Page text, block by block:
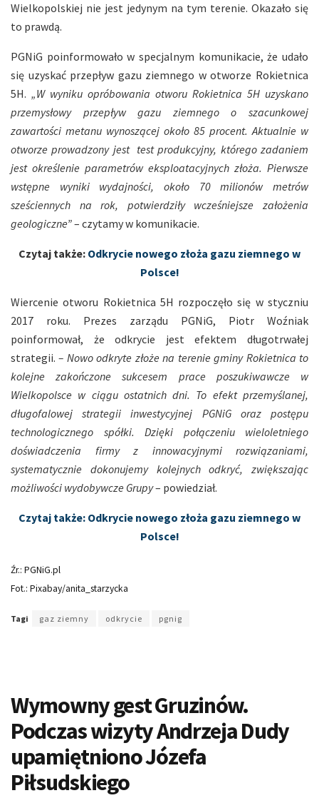
Wielkopolskiej nie jest jedynym na tym terenie. Okazało się
to prawdą.
PGNiG poinformowało w specjalnym komunikacie, że udało
się uzyskać przepływ gazu ziemnego w otworze Rokietnica
5H. „W wyniku opróbowania otworu Rokietnica 5H uzyskano
przemysłowy przepływ gazu ziemnego o szacunkowej
zawartości metanu wynoszącej około 85 procent. Aktualnie w
otworze prowadzony jest test produkcyjny, którego zadaniem
jest określenie parametrów eksploatacyjnych złoża. Pierwsze
wstępne wyniki wydajności, około 70 milionów metrów
sześciennych na rok, potwierdziły wcześniejsze założenia
geologiczne”– czytamy w komunikacie.
Czytaj także: Odkrycie nowego złoża gazu ziemnego w
Polsce!
Wiercenie otworu Rokietnica 5H rozpoczęło się w styczniu
2017 roku. Prezes zarządu PGNiG, Piotr Woźniak
poinformował, że odkrycie jest efektem długotrwałej
strategii.– Nowo odkryte złoże na terenie gminy Rokietnica to
kolejne zakończone sukcesem prace poszukiwawcze w
Wielkopolsce w ciągu ostatnich dni. To efekt przemyślanej,
długofalowej strategii inwestycyjnej PGNiG oraz postępu
technologicznego spółki. Dzięki połączeniu wieloletniego
doświadczenia firmy z innowacyjnymi rozwiązaniami,
systematycznie dokonujemy kolejnych odkryć, zwiększając
możliwości wydobywcze Grupy– powiedział.
Czytaj także: Odkrycie nowego złoża gazu ziemnego w
Polsce!
Źr.: PGNiG.pl
Fot.: Pixabay/anita_starzycka
Tagi gaz ziemny odkrycie pgnig
Wymowny gest Gruzinów.
Podczas wizyty Andrzeja Dudy
upamiętniono Józefa
Piłsudskiego